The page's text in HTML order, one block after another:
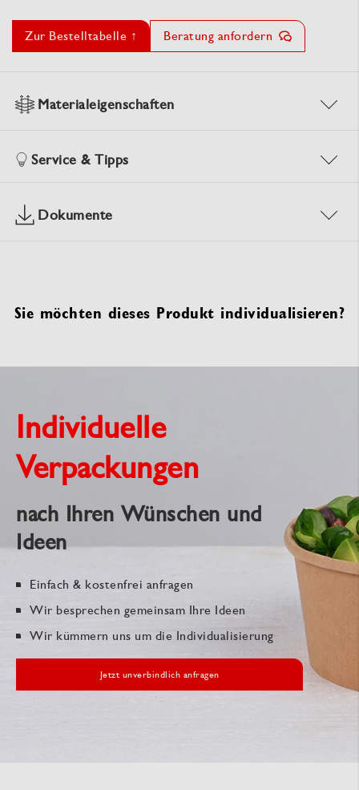
Zur Bestelltabelle ↑ Beratung anfordern
Materialeigenschaften
Service & Tipps
Dokumente
Sie möchten dieses Produkt individualisieren?
Individuelle
Verpackungen
nach Ihren Wünschen und
Ideen
Einfach & kostenfrei anfragen
Wir besprechen gemeinsam Ihre Ideen
Wir kümmern uns um die Individualisierung
Jetzt unverbindlich anfragen